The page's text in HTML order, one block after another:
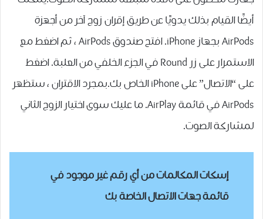
أيضًا القيام بذلك يدويًا عن طريق إقران زوج آخر من أجهزة
AirPods بجهاز iPhone. افتح صندوق AirPods ، ثم اضغط مع
الاستمرار على زر Round في الجزء الخلفي من العلبة. اضغط
على “الاتصال” على iPhone الخاص بك.بمجرد الاقتران ، ستظهر
AirPods في قائمة AirPlay. ما عليك سوى اختيار الزوج الثاني
لمشاركة الصوت.
إسكات المكالمات من أي رقم غير موجود في
قائمة جهات الاتصال الخاصة بك